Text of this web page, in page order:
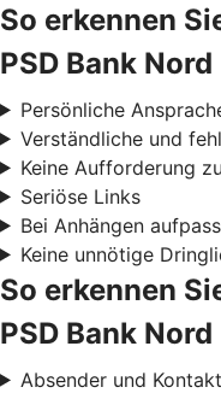
So erkennen
PSD Bank Nord
Persönliche
Verständliche und
Keine Aufforderung
Seriöse Links
Bei Anhängen
Keine unnötige
So erkennen
PSD Bank Nord
Absender und